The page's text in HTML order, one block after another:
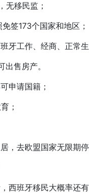
移民监；
173个国家和地区；
工作、经商、正常
售房产。
申请国籍；
；
去欧盟国家无限期
班牙移民大概率还